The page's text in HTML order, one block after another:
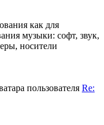
как для
музыки: софт, звук,
носители
Re: